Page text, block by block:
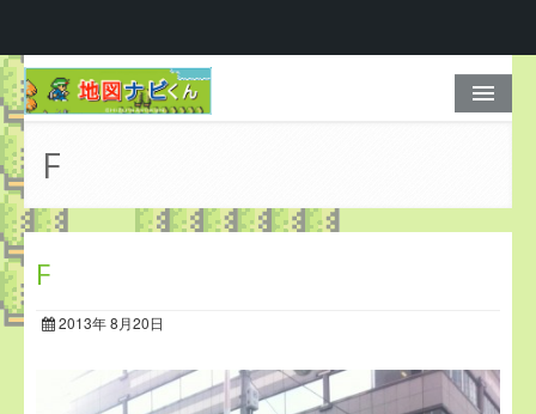
ホーム
F
F
2013年 8月20日